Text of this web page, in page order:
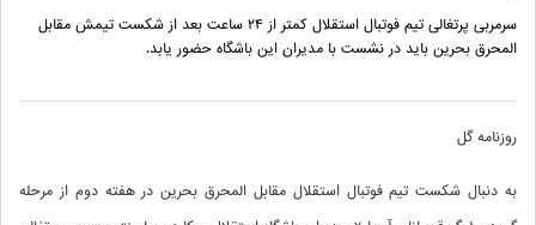
سرمربی پرتغالی تیم فوتبال استقلال کمتر از ۲۴ ساعت بعد از شکست تیمش مقابل
المحرق بحرین باید در نشست با مدیران این باشگاه حضور یابد.
روزنامه گل
به دنبال شکست تیم فوتبال استقلال مقابل المحرق بحرین در هفته دوم از مرحله